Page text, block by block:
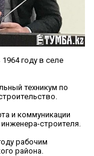
году в селе
техникум по
и коммуникации
строителя.
рабочим
района.